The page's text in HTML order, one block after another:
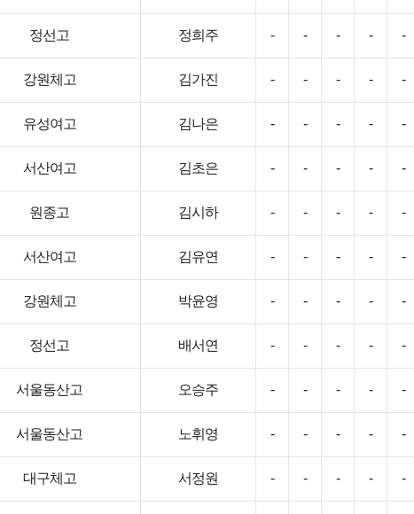
정선고 정희주 - - - - -
강원체고 김가진 - - - - -
유성여고 김나은 - - - - -
서산여고 김초은 - - - - -
원종고 김시하 - - - - -
서산여고 김유연 - - - - -
강원체고 박윤영 - - - - -
정선고 배서연 - - - - -
서울동산고 오승주 - - - - -
서울동산고 노휘영 - - - - -
대구체고 서정원 - - - - -